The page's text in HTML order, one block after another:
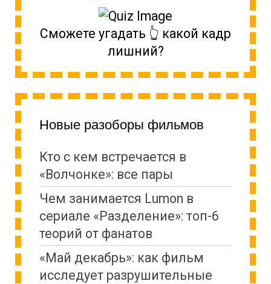
Сможете угадать 👆 какой кадр
лишний?
Новые разоборы фильмов
Кто с кем встречается в
«Волчонке»: все пары
Чем занимается Lumon в
сериале «Разделение»: топ-6
теорий от фанатов
«Май декабрь»: как фильм
исследует разрушительные